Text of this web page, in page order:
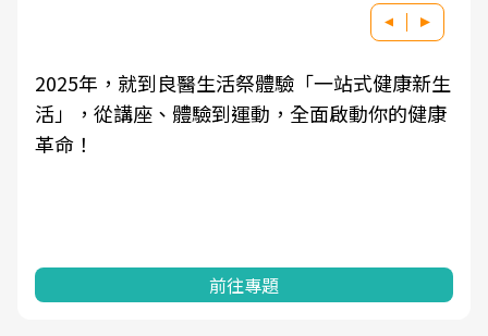
2025年，就到良醫生活祭體驗「一站式健康新生
活」，從講座、體驗到運動，全面啟動你的健康
革命！
前往專題